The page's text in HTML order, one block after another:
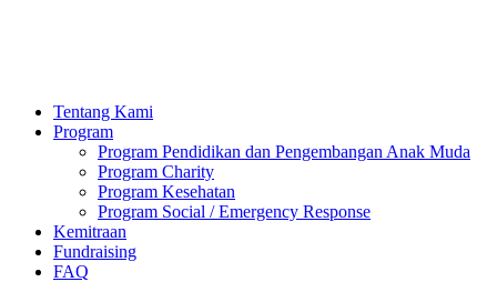
Tentang Kami
Program
Program Pendidikan dan Pengembangan Anak Muda
Program Charity
Program Kesehatan
Program Social / Emergency Response
Kemitraan
Fundraising
FAQ